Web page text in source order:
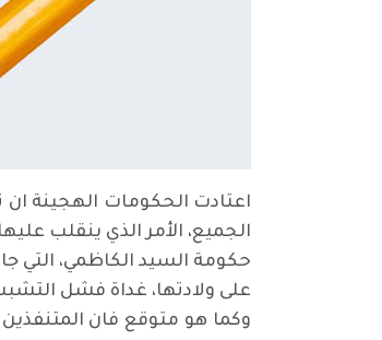
اعتادت الحكومات الهجينة
الجميع، الأمر الذي ينقلب
حكومة السيد الكاظمي، التي
على ولادتها، غداة فشل
وكما هو متوقع فان